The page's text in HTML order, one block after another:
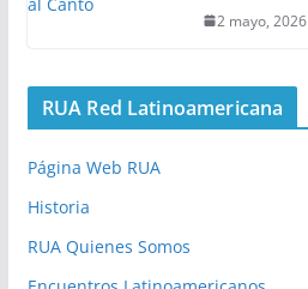
2 mayo, 2026
RUA Red Latinoamericana
Página Web RUA
Historia
RUA Quienes Somos